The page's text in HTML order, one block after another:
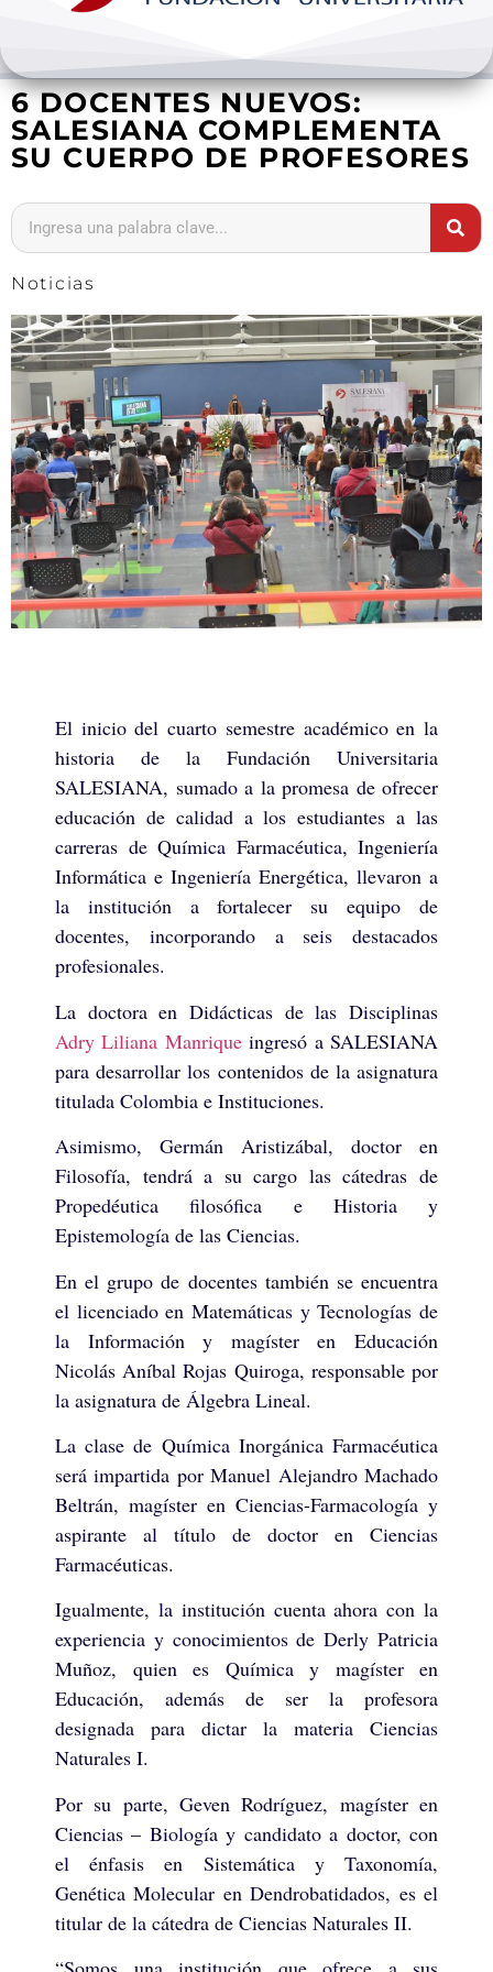
Internacionalización
Investigación
Extension y desarrollo
6 DOCENTES NUEVOS:
SALESIANA COMPLEMENTA
SU CUERPO DE PROFESORES
Noticias
El inicio del cuarto semestre académico en la
historia de la Fundación Universitaria
SALESIANA, sumado a la promesa de ofrecer
educación de calidad a los estudiantes a las
carreras de Química Farmacéutica, Ingeniería
Informática e Ingeniería Energética, llevaron a
la institución a fortalecer su equipo de
docentes, incorporando a seis destacados
profesionales.
La doctora en Didácticas de las Disciplinas
Adry Liliana Manriqueingresó a SALESIANA
para desarrollar los contenidos de la asignatura
titulada Colombia e Instituciones.
Asimismo, Germán Aristizábal, doctor en
Filosofía, tendrá a su cargo las cátedras de
Propedéutica filosófica e Historia y
Epistemología de las Ciencias.
En el grupo de docentes también se encuentra
el licenciado en Matemáticas y Tecnologías de
la Información y magíster en Educación
Nicolás Aníbal Rojas Quiroga, responsable por
la asignatura de Álgebra Lineal.
La clase de Química Inorgánica Farmacéutica
será impartida por Manuel Alejandro Machado
Beltrán, magíster en Ciencias-Farmacología y
aspirante al título de doctor en Ciencias
Farmacéuticas.
Igualmente, la institución cuenta ahora con la
experiencia y conocimientos de Derly Patricia
Muñoz, quien es Química y magíster en
Educación, además de ser la profesora
designada para dictar la materia Ciencias
Naturales I.
Por su parte, Geven Rodríguez, magíster en
Ciencias – Biología y candidato a doctor, con
el énfasis en Sistemática y Taxonomía,
Genética Molecular en Dendrobatidados, es el
titular de la cátedra de Ciencias Naturales II.